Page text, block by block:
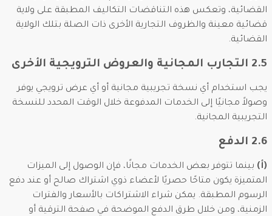
القضائية، وتعكس هذه التناقضات التكاليف المطبقة على ولاية
قضائية معينة والظروف التجارية الأخرى ذات الصلة بتلك الولاية
القضائية.
2.5 التجارب المجانية والعروض الترويجية الأخرى
يجب استخدام أي نسخة تجريبية مجانية أو أي عرض ترويجي يوفر
وصولاً مجانيًا إلى الخدمات المدفوعة خلال الوقت المحدد للنسخة
التجريبية المجانية.
2.6 الدفع
(أ) بينما تتوفر بعض الخدمات مجانًا، فإن الوصول إلى الميزات
المتميزة يكون متاحًا حصريًا لأعضاء ذوي اشتراك صالح أو عند دفع
الرسوم المطبقة. يمكن شراء الاشتراكات بالأسعار والفترات
الزمنية، ومن خلال طرق الدفع الموضحة في صفحة الترقية أو